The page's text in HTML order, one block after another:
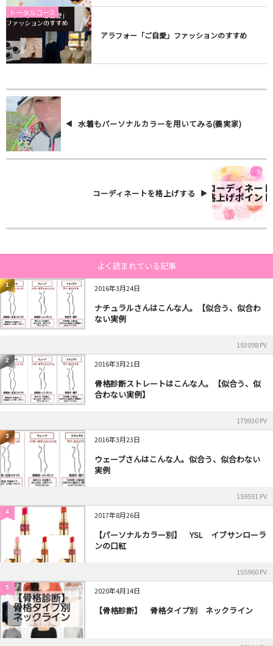
トータルコース
アラフォー「ご自愛」ファッションのすすめ
水着もパーソナルカラーを用いてみる(義実家)
コーディネートを格上げする
よく読まれている記事
1 2016年3月24日
ナチュラルさんはこんな人。【似合う、似合わ
ない実例
193098 PV
2 2016年3月21日
骨格診断ストレートはこんな人。【似合う、似
合わない実例】
179930 PV
3 2016年3月23日
ウェーブさんはこんな人。似合う、似合わない
実例
159591 PV
4 2017年8月26日
【パーソナルカラー別】 YSL イブサンローラ
ンの口紅
155960 PV
5 2020年4月14日
【骨格診断】 骨格タイプ別 ネックライン